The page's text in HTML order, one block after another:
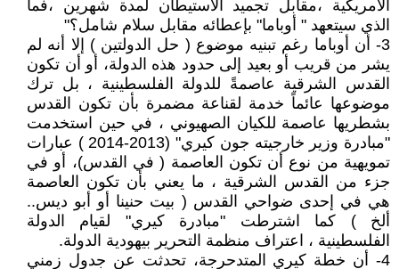
الأمريكية ،مقابل تجميد الاستيطان لمدة شهرين ،فما
الذي سيتعهد " أوباما" بإعطائه مقابل سلام شامل؟"
3- أن أوباما رغم تبنيه موضوع ( حل الدولتين ) إلا أنه لم
يشر من قريب أو بعيد إلى حدود هذه الدولة، أو أن تكون
القدس الشرقية عاصمةً للدولة الفلسطينية ، بل ترك
موضوعها عائماً خدمة لقناعة مضمرة بأن تكون القدس
بشطريها عاصمة للكيان الصهيوني ، في حين استخدمت
"مبادرة وزير خارجيته جون كيري" (2013-2014 ) عبارات
تمويهية من نوع أن تكون العاصمة ( في القدس)، أو في
جزء من القدس الشرقية ، ما يعني بأن تكون العاصمة
هي في إحدى ضواحي القدس ( بيت حنينا أو أبو ديس..
ألخ ) كما اشترطت "مبادرة كيري" لقيام الدولة
الفلسطينية ، اعتراف منظمة التحرير بيهودية الدولة.
4- أن خطة كيري المتدحرجة، تحدثت عن جدول زمني